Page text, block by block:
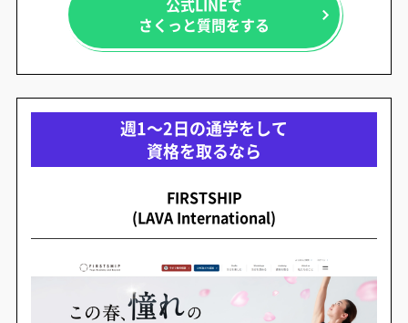
公式LINEで
さくっと質問をする
週1～2日の通学をして
資格を取るなら
FIRSTSHIP
(LAVA International)